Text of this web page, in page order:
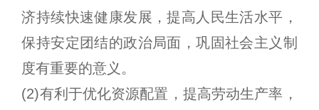
济持续快速健康发展，提高人民生活水平，
保持安定团结的政治局面，巩固社会主义制
度有重要的意义。
(2)有利于优化资源配置，提高劳动生产率，